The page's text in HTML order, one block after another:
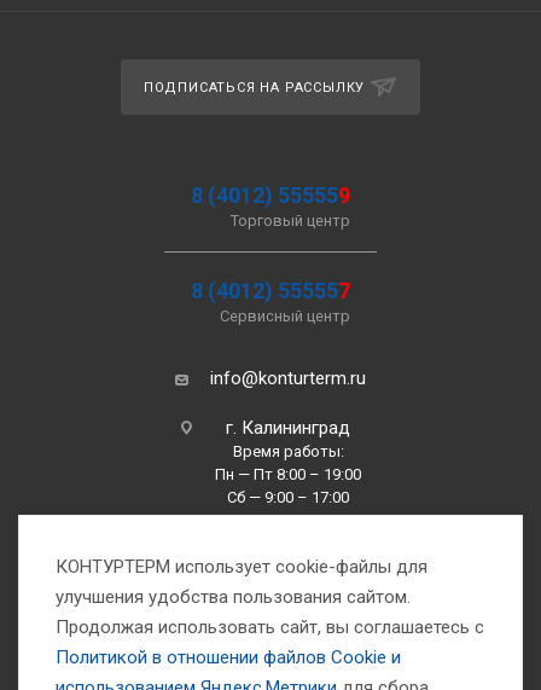
ПОДПИСАТЬСЯ НА РАССЫЛКУ
8 (4012) 555559
Торговый центр
8 (4012) 555557
Сервисный центр
info@konturterm.ru
г. Калининград
Время работы:
Пн — Пт 8:00 – 19:00
Сб — 9:00 – 17:00
Вс —10:00 – 16:00
КОНТУРТЕРМ использует cookie-файлы для
улучшения удобства пользования сайтом.
Продолжая использовать сайт, вы соглашаетесь с
Политикой в отношении файлов Сookie и